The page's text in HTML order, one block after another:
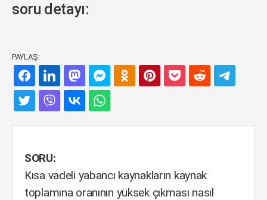
soru detayı:
PAYLAŞ:
SORU:
Kısa vadeli yabancı kaynakların kaynak
toplamına oranının yüksek çıkması nasıl